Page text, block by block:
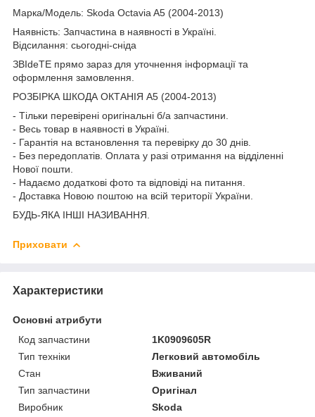
Марка/Модель: Skoda Octavia A5 (2004-2013)
Наявність: Запчастина в наявності в Україні.
Відсилання: сьогодні-сніда
ЗВІdeТЕ прямо зараз для уточнення інформації та
оформлення замовлення.
РОЗБІРКА ШКОДА ОКТАНІЯ A5 (2004-2013)
- Тільки перевірені оригінальні б/а запчастини.
- Весь товар в наявності в Україні.
- Гарантія на встановлення та перевірку до 30 днів.
- Без передоплатів. Оплата у разі отримання на відділенні
Нової пошти.
- Надаємо додаткові фото та відповіді на питання.
- Доставка Новою поштою на всій території України.
БУДЬ-ЯКА ІНШІ НАЗИВАННЯ.
Приховати
Характеристики
Основні атрибути
Код запчастини
1K0909605R
Тип техніки
Легковий автомобіль
Стан
Вживаний
Тип запчастини
Оригінал
Виробник
Skoda